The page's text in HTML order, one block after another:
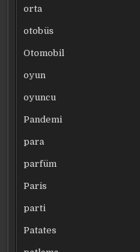
orta
otobüs
Otomobil
oyun
oyuncu
Pandemi
para
parfüm
Paris
parti
Patates